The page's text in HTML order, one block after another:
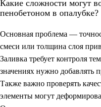
Какие сложности могут
пенобетоном в опалубке?
Основная проблема —
смеси или толщина слоя
Заливка требует контроля
значениях нужно добавлять
Также важно проверять
элементы могут